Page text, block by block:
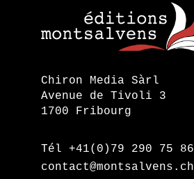
Chiron Media Sàrl
Avenue de Tivoli 3
1700 Fribourg
Tél +41(0)79 290 75 86
contact@montsalvens.ch